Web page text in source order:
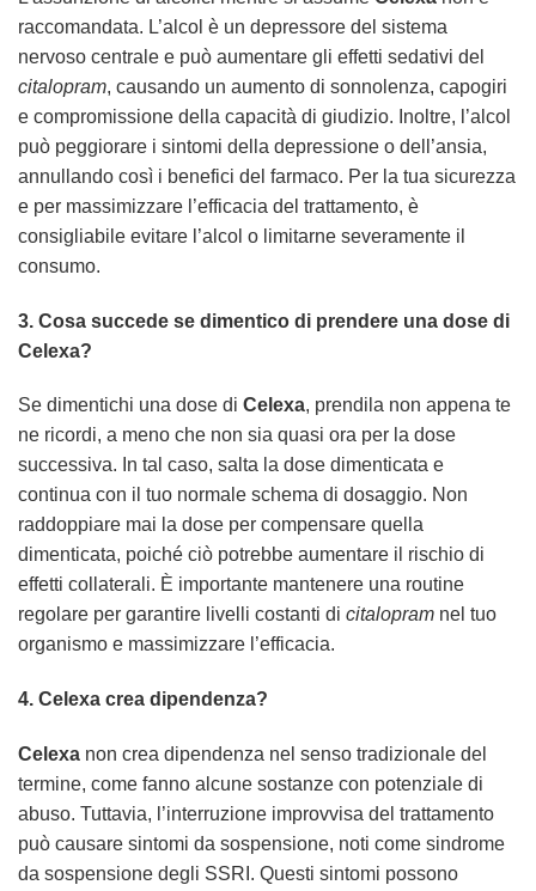
raccomandata. L’alcol è un depressore del sistema
nervoso centrale e può aumentare gli effetti sedativi del
citalopram, causando un aumento di sonnolenza, capogiri
e compromissione della capacità di giudizio. Inoltre, l’alcol
può peggiorare i sintomi della depressione o dell’ansia,
annullando così i benefici del farmaco. Per la tua sicurezza
e per massimizzare l’efficacia del trattamento, è
consigliabile evitare l’alcol o limitarne severamente il
consumo.
3. Cosa succede se dimentico di prendere una dose di
Celexa?
Se dimentichi una dose di Celexa, prendila non appena te
ne ricordi, a meno che non sia quasi ora per la dose
successiva. In tal caso, salta la dose dimenticata e
continua con il tuo normale schema di dosaggio. Non
raddoppiare mai la dose per compensare quella
dimenticata, poiché ciò potrebbe aumentare il rischio di
effetti collaterali. È importante mantenere una routine
regolare per garantire livelli costanti di citalopram nel tuo
organismo e massimizzare l’efficacia.
4. Celexa crea dipendenza?
Celexa non crea dipendenza nel senso tradizionale del
termine, come fanno alcune sostanze con potenziale di
abuso. Tuttavia, l’interruzione improvvisa del trattamento
può causare sintomi da sospensione, noti come sindrome
da sospensione degli SSRI. Questi sintomi possono